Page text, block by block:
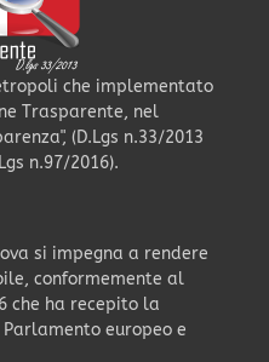
che implementato
Trasparente, nel
(D.Lgs n.33/2013
n.97/2016).
si impegna a rendere
conformemente al
che ha recepito la
europeo e